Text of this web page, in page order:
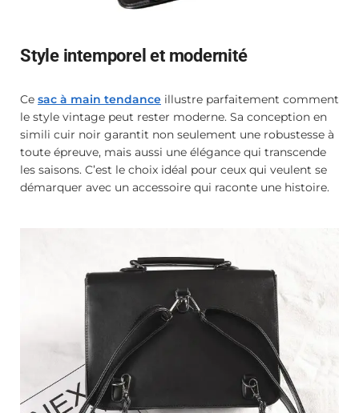
Style intemporel et modernité
Ce sac à main tendance illustre parfaitement comment
le style vintage peut rester moderne. Sa conception en
simili cuir noir garantit non seulement une robustesse à
toute épreuve, mais aussi une élégance qui transcende
les saisons. C’est le choix idéal pour ceux qui veulent se
démarquer avec un accessoire qui raconte une histoire.